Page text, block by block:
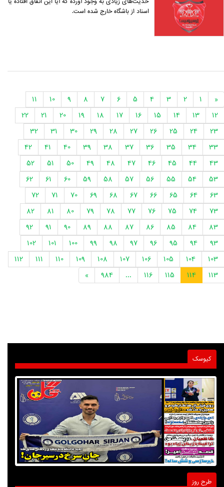
اسناد از باشگاه خارج شده است.
«
1
2
3
4
5
6
7
8
9
10
11
12
13
14
15
16
17
18
19
20
21
22
23
24
25
26
27
28
29
30
31
32
33
34
35
36
37
38
39
40
41
42
43
44
45
46
47
48
49
50
51
52
53
54
55
56
57
58
59
60
61
62
63
64
65
66
67
68
69
70
71
72
73
74
75
76
77
78
79
80
81
82
83
84
85
86
87
88
89
90
91
92
93
94
95
96
97
98
99
100
101
102
103
104
105
106
107
108
109
110
111
112
113
114
115
116
...
984
»
کیوسک
طرح روز